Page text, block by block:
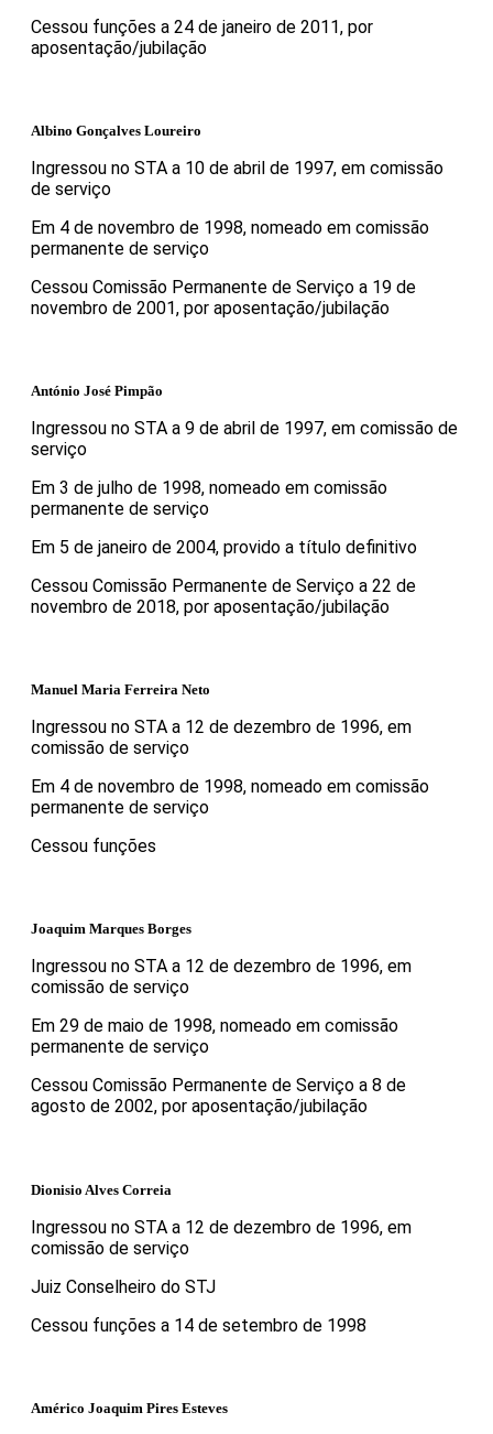
Cessou funções a 24 de janeiro de 2011, por
aposentação/jubilação
Albino Gonçalves Loureiro
Ingressou no STA a 10 de abril de 1997, em comissão
de serviço
Em 4 de novembro de 1998, nomeado em comissão
permanente de serviço
Cessou Comissão Permanente de Serviço a 19 de
novembro de 2001, por aposentação/jubilação
António José Pimpão
Ingressou no STA a 9 de abril de 1997, em comissão de
serviço
Em 3 de julho de 1998, nomeado em comissão
permanente de serviço
Em 5 de janeiro de 2004, provido a título definitivo
Cessou Comissão Permanente de Serviço a 22 de
novembro de 2018, por aposentação/jubilação
Manuel Maria Ferreira Neto
Ingressou no STA a 12 de dezembro de 1996, em
comissão de serviço
Em 4 de novembro de 1998, nomeado em comissão
permanente de serviço
Cessou funções
Joaquim Marques Borges
Ingressou no STA a 12 de dezembro de 1996, em
comissão de serviço
Em 29 de maio de 1998, nomeado em comissão
permanente de serviço
Cessou Comissão Permanente de Serviço a 8 de
agosto de 2002, por aposentação/jubilação
Dionisio Alves Correia
Ingressou no STA a 12 de dezembro de 1996, em
comissão de serviço
Juiz Conselheiro do STJ
Cessou funções a 14 de setembro de 1998
Américo Joaquim Pires Esteves